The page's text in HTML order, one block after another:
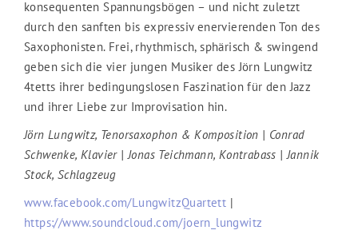
konsequenten Spannungsbögen – und nicht zuletzt
durch den sanften bis expressiv enervierenden Ton des
Saxophonisten. Frei, rhythmisch, sphärisch & swingend
geben sich die vier jungen Musiker des Jörn Lungwitz
4tetts ihrer bedingungslosen Faszination für den Jazz
und ihrer Liebe zur Improvisation hin.
Jörn Lungwitz, Tenorsaxophon & Komposition | Conrad
Schwenke, Klavier | Jonas Teichmann, Kontrabass | Jannik
Stock, Schlagzeug
www.facebook.com/LungwitzQuartett |
https://www.soundcloud.com/joern_lungwitz